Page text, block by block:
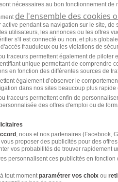
MEOGROUP
CDI
APEC
nécessaires au bon fonctionnement de
de l'ensemble des cookies
active pendant sa navigation sur le site,
utilisateurs, les annonces ou les offres
s'il est connecté ou non, et plus
frauduleux ou les violations de
traceurs permettent également de piloter
unique permettant de comprendre
en fonction des différentes sources de
également d’observer le
dans nos sites beaucoup plus rapide
traceurs permettent enfin de
des offres d'emploi ou de
, nous et nos partenaires (Facebook,
proposer des publicités pour des
vos probabilités de trouver rapidement
personnalisent ces publicités en
tout moment paramétrer vos choixou